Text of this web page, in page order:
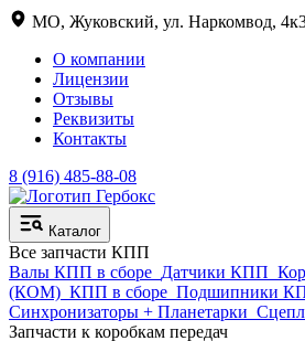
МО, Жуковский, ул. Наркомвод,
О компании
Лицензии
Отзывы
Реквизиты
Контакты
8 (916) 485-88-08
Каталог
Все запчасти КПП
Валы КПП в сборе Датчики КПП
(КОМ) КПП в сборе Подшипники
Синхронизаторы + Планетарки
Запчасти к коробкам передач